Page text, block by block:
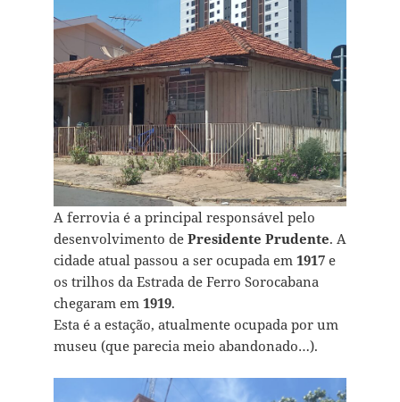
A ferrovia é a principal responsável pelo
desenvolvimento de Presidente Prudente. A
cidade atual passou a ser ocupada em 1917e
os trilhos da Estrada de Ferro Sorocabana
chegaram em 1919.
Esta é a estação, atualmente ocupada por um
museu (que parecia meio abandonado…).